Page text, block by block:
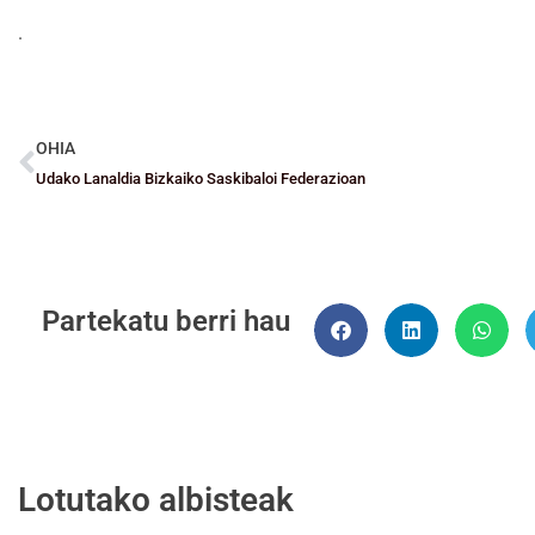
.
OHIA
Udako Lanaldia Bizkaiko Saskibaloi Federazioan
Partekatu berri hau
Lotutako albisteak